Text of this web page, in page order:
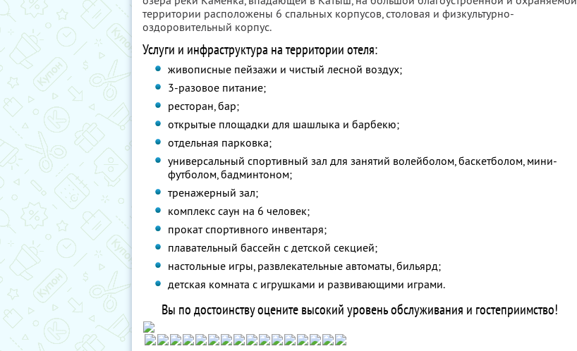
территории расположены 6 спальных корпусов, столовая и физкультурно-
оздоровительный корпус.
Услуги и инфраструктура на территории отеля:
живописные пейзажи и чистый лесной воздух;
3-разовое питание;
ресторан, бар;
открытые площадки для шашлыка и барбекю;
отдельная парковка;
универсальный спортивный зал для занятий волейболом, баскетболом, мини-
футболом, бадминтоном;
тренажерный зал;
комплекс саун на 6 человек;
прокат спортивного инвентаря;
плавательный бассейн с детской секцией;
настольные игры, развлекательные автоматы, бильярд;
детская комната с игрушками и развивающими играми.
Вы по достоинству оцените высокий уровень обслуживания и гостеприимство!